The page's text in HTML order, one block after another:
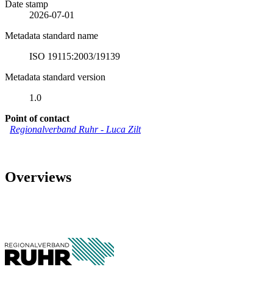
Date stamp
2026-07-01
Metadata standard name
ISO 19115:2003/19139
Metadata standard version
1.0
Point of contact
Regionalverband Ruhr- Luca Zilt
Overviews